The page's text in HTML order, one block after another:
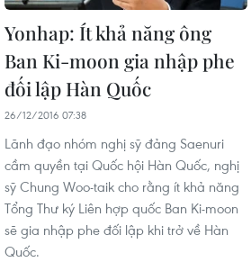
Yonhap: Ít khả năng ông
Ban Ki-moon gia nhập phe
đối lập Hàn Quốc
26/12/2016 07:38
Lãnh đạo nhóm nghị sỹ đảng Saenuri
cầm quyền tại Quốc hội Hàn Quốc, nghị
sỹ Chung Woo-taik cho rằng ít khả năng
Tổng Thư ký Liên hợp quốc Ban Ki-moon
sẽ gia nhập phe đối lập khi trở về Hàn
Quốc.